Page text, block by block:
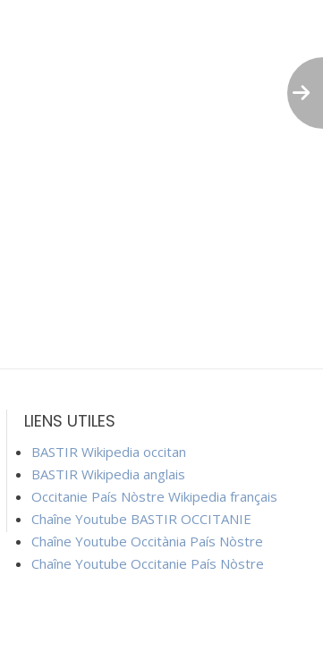
LIENS UTILES
BASTIR Wikipedia occitan
BASTIR Wikipedia anglais
Occitanie País Nòstre Wikipedia français
Chaîne Youtube BASTIR OCCITANIE
Chaîne Youtube Occitània País Nòstre
Chaîne Youtube Occitanie País Nòstre